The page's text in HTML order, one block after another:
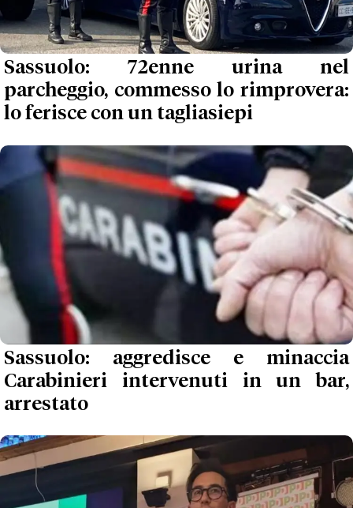
Sassuolo: 72enne urina nel
parcheggio, commesso lo rimprovera:
lo ferisce con un tagliasiepi
Sassuolo: aggredisce e minaccia
Carabinieri intervenuti in un bar,
arrestato